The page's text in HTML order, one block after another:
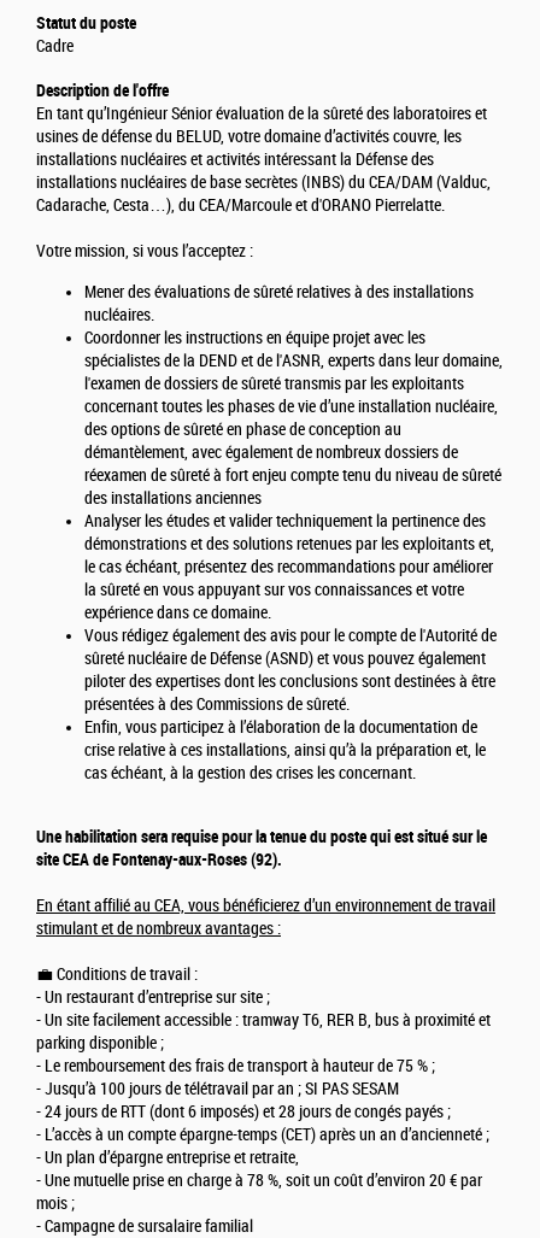
Statut du poste
Cadre
Description de l'offre
En tant qu’Ingénieur Sénior évaluation de la sûreté des laboratoires et
usines de défense du BELUD, votre domaine d’activités couvre, les
installations nucléaires et activités intéressant la Défense des
installations nucléaires de base secrètes (INBS) du CEA/DAM (Valduc,
Cadarache, Cesta…), du CEA/Marcoule et d'ORANO Pierrelatte.
Votre mission, si vous l’acceptez :
Mener des évaluations de sûreté relatives à des installations
nucléaires.
Coordonner les instructions en équipe projet avec les
spécialistes de la DEND et de l'ASNR, experts dans leur domaine,
l'examen de dossiers de sûreté transmis par les exploitants
concernant toutes les phases de vie d’une installation nucléaire,
des options de sûreté en phase de conception au
démantèlement, avec également de nombreux dossiers de
réexamen de sûreté à fort enjeu compte tenu du niveau de sûreté
des installations anciennes
Analyser les études et valider techniquement la pertinence des
démonstrations et des solutions retenues par les exploitants et,
le cas échéant, présentez des recommandations pour améliorer
la sûreté en vous appuyant sur vos connaissances et votre
expérience dans ce domaine.
Vous rédigez également des avis pour le compte de l'Autorité de
sûreté nucléaire de Défense (ASND) et vous pouvez également
piloter des expertises dont les conclusions sont destinées à être
présentées à des Commissions de sûreté.
Enfin, vous participez à l’élaboration de la documentation de
crise relative à ces installations, ainsi qu’à la préparation et, le
cas échéant, à la gestion des crises les concernant.
Une habilitation sera requise pour la tenue du poste qui est situé sur le
site CEA de Fontenay-aux-Roses (92).
En étant affilié au CEA, vous bénéficierez d’un environnement de travail
stimulant et de nombreux avantages :
💼 Conditions de travail :
- Un restaurant d’entreprise sur site ;
- Un site facilement accessible : tramway T6, RER B, bus à proximité et
parking disponible ;
- Le remboursement des frais de transport à hauteur de 75 % ;
- Jusqu’à 100 jours de télétravail par an ; SI PAS SESAM
- 24 jours de RTT (dont 6 imposés) et 28 jours de congés payés ;
- L’accès à un compte épargne-temps (CET) après un an d’ancienneté ;
- Un plan d’épargne entreprise et retraite,
- Une mutuelle prise en charge à 78 %, soit un coût d’environ 20 € par
mois ;
- Campagne de sursalaire familial